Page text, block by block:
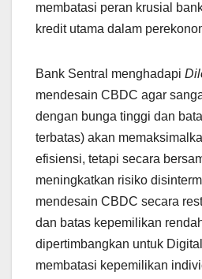
membatasi peran krusial
kredit utama dalam
Bank Sentral menghadapi
mendesain CBDC agar
dengan bunga tinggi dan
terbatas) akan
efisiensi, tetapi secara
meningkatkan risiko
mendesain CBDC secara
dan batas kepemilikan
dipertimbangkan untuk
membatasi kepemilikan